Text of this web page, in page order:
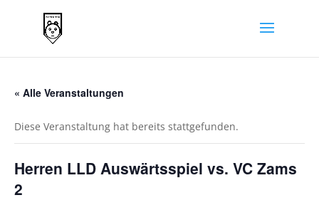
« Alle Veranstaltungen
Diese Veranstaltung hat bereits stattgefunden.
Herren LLD Auswärtsspiel vs. VC Zams
2